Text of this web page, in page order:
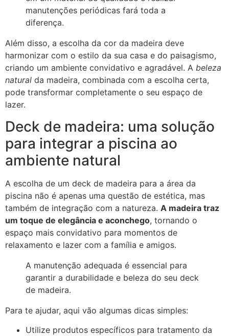
manutenções periódicas fará toda a
diferença.
Além disso, a escolha da cor da madeira deve
harmonizar com o estilo da sua casa e do paisagismo,
criando um ambiente convidativo e agradável. A beleza
natural da madeira, combinada com a escolha certa,
pode transformar completamente o seu espaço de
lazer.
Deck de madeira: uma solução
para integrar a piscina ao
ambiente natural
A escolha de um deck de madeira para a área da
piscina não é apenas uma questão de estética, mas
também de integração com a natureza. A madeira traz
um toque de elegância e aconchego, tornando o
espaço mais convidativo para momentos de
relaxamento e lazer com a família e amigos.
A manutenção adequada é essencial para
garantir a durabilidade e beleza do seu deck
de madeira.
Para te ajudar, aqui vão algumas dicas simples:
Utilize produtos específicos para tratamento da